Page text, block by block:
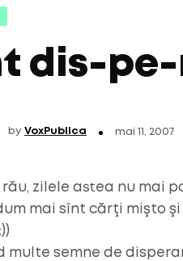
dis-
by VoxPublica mai 11, 2007
rău, zilele astea nu mai
mai sînt cărţi mişto
multe semne de